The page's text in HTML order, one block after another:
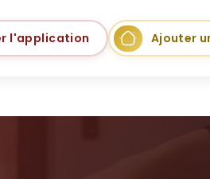
l'application Ajouter